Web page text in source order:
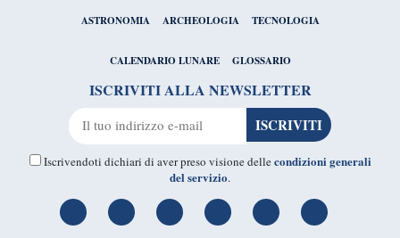
ASTRONOMIA ARCHEOLOGIA TECNOLOGIA
CALENDARIO LUNARE GLOSSARIO
ISCRIVITI ALLA NEWSLETTER
Iscrivendoti dichiari di aver preso visione dellecondizioni generali
del servizio.